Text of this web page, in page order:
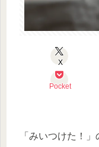
X
Pocket
「みいつけた！